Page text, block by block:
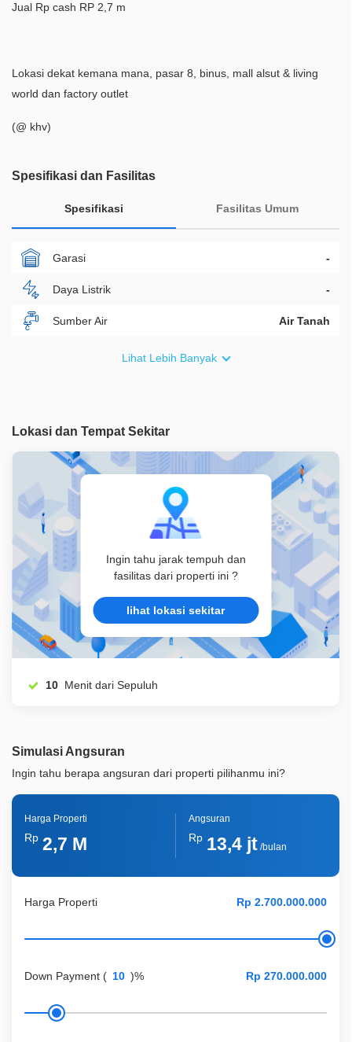
Jual Rp cash RP 2,7 m
Lokasi dekat kemana mana, pasar 8, binus, mall alsut & living
world dan factory outlet
(@ khv)
Spesifikasi dan Fasilitas
Spesifikasi Fasilitas Umum
Garasi -
Daya Listrik -
Sumber Air Air Tanah
Lihat Lebih Banyak
Lokasi dan Tempat Sekitar
Ingin tahu jarak tempuh dan
fasilitas dari properti ini ?
lihat lokasi sekitar
10 Menit dari Sepuluh
Simulasi Angsuran
Ingin tahu berapa angsuran dari properti pilihanmu ini?
Harga Properti
Down Payment ( )%
Harga Properti
Rp 2,7 M
Angsuran
Rp 13,4 jt/bulan